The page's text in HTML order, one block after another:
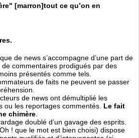
[marron]tout ce qu’on en
de news s’accompagne d’une part de
commentaires prodigués par des
présentés comme tels.
de faits ne peuvent se passer
de news ont démultiplié les
ou les reportages commentés. Le fait
chimère.
doublé d’un gavage des esprits.
! que le mot est bien choisi) dispose